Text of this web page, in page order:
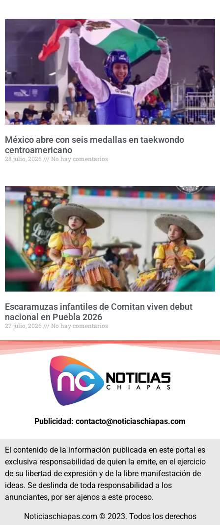
México abre con seis medallas en taekwondo
centroamericano
28 julio, 2026 No hay comentarios
Escaramuzas infantiles de Comitan viven debut
nacional en Puebla 2026
27 julio, 2026 No hay comentarios
Publicidad: contacto@noticiaschiapas.com
El contenido de la información publicada en este portal es
exclusiva responsabilidad de quien la emite, en el ejercicio
de su libertad de expresión y de la libre manifestación de
ideas. Se deslinda de toda responsabilidad a los
anunciantes, por ser ajenos a este proceso.
Noticiaschiapas.com © 2023. Todos los derechos